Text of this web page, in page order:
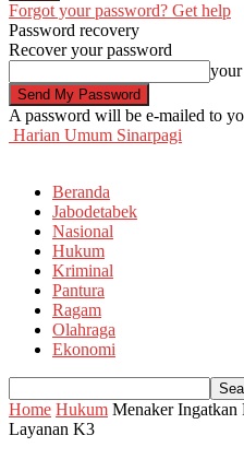
Forgot your password? Get help
Password recovery
Recover your password
your
A password will be e-mailed to
Harian Umum Sinarpagi
Beranda
Jabodetabek
Nasional
Hukum
Kriminal
Pantura
Ragam
Olahraga
Ekonomi
Home Hukum Menaker Ingatkan
Layanan K3